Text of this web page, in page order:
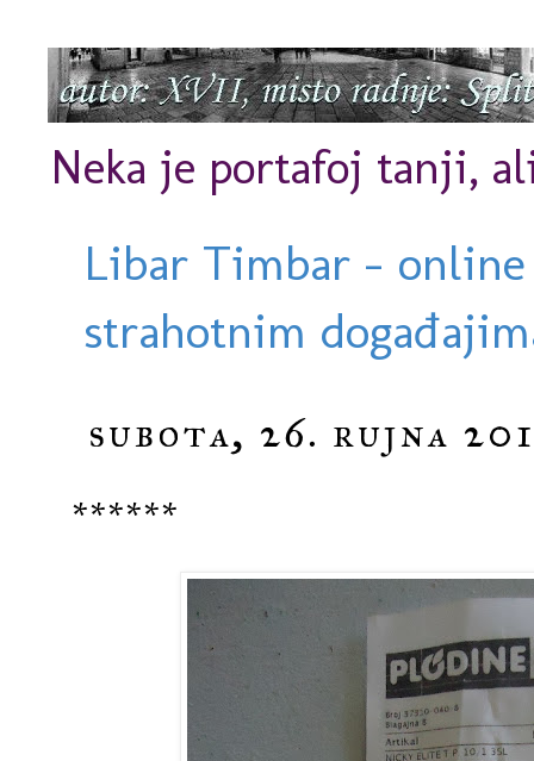
Neka je portafoj tanji,
Libar Timbar -
strahotnim
subota, 26. rujna
******